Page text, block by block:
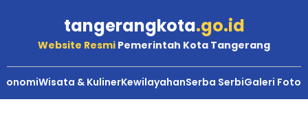
tangerangkota.go.id
Website Resmi Pemerintah Kota Tangerang
Wisata & KulinerKewilayahanSerba SerbiGaleri Foto